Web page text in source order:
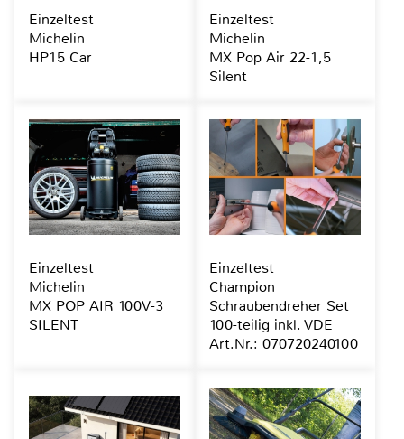
Einzeltest
Michelin
HP15 Car
Einzeltest
Michelin
MX Pop Air 22-1,5
Silent
Einzeltest
Michelin
MX POP AIR 100V-3
SILENT
Einzeltest
Champion
Schraubendreher Set
100-teilig inkl. VDE
Art.Nr.: 070720240100